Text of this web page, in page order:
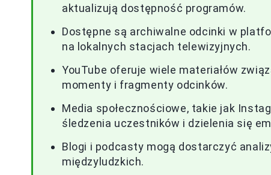
aktualizują dostępność programów.
Dostępne są archiwalne odcinki w
na lokalnych stacjach telewizyjnych.
YouTube oferuje wiele materiałów
momenty i fragmenty odcinków.
Media społecznościowe, takie jak
śledzenia uczestników i dzielenia się
Blogi i podcasty mogą dostarczyć
międzyludzkich.